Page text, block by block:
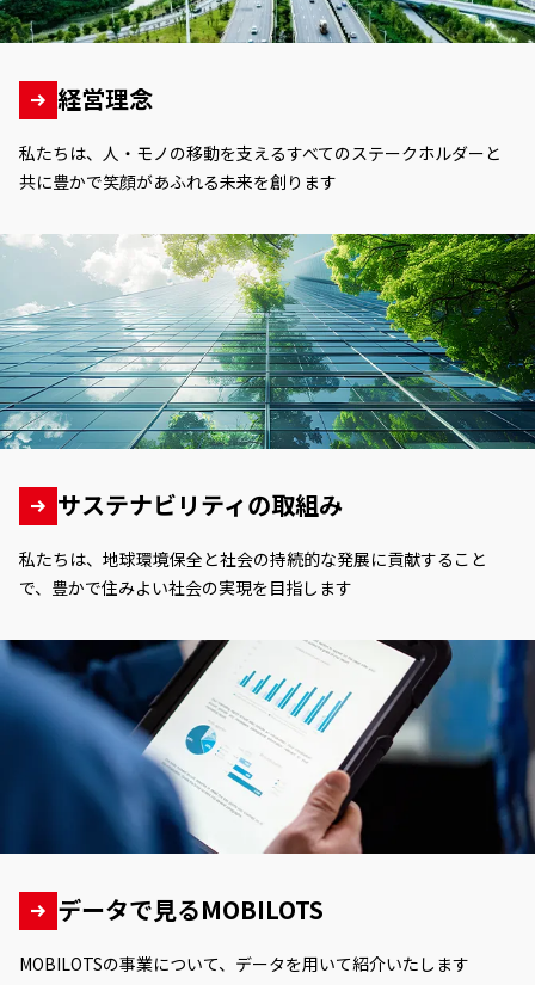
経営理念
私たちは、人・モノの移動を支えるすべてのステークホルダーと
共に豊かで笑顔があふれる未来を創ります
サステナビリティの取組み
私たちは、地球環境保全と社会の持続的な発展に貢献すること
で、豊かで住みよい社会の実現を目指します
データで見るMOBILOTS
MOBILOTSの事業について、データを用いて紹介いたします